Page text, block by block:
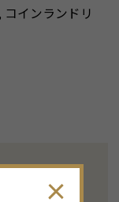
インランドリ